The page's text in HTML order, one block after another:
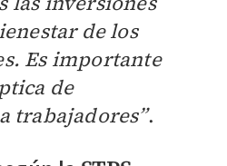
de los
Es importante
de
trabajadores”.